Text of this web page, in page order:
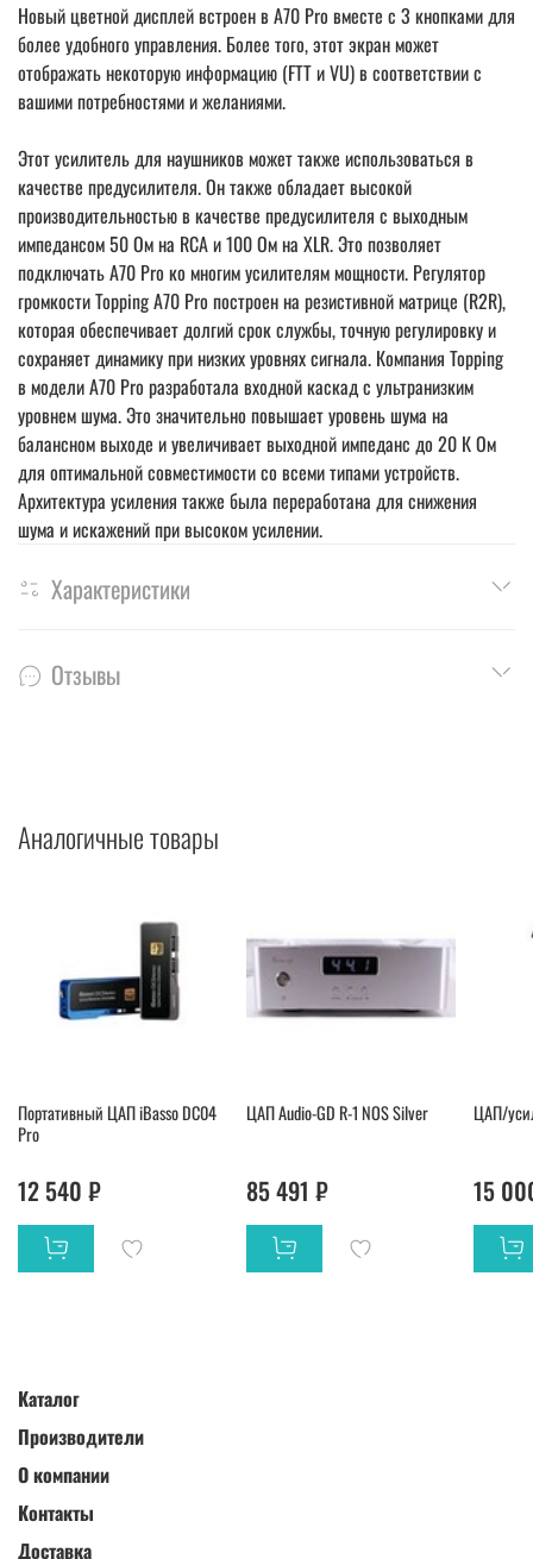
Новый цветной дисплей встроен в A70 Pro вместе с 3 кнопками для
более удобного управления. Более того, этот экран может
отображать некоторую информацию (FTT и VU) в соответствии с
вашими потребностями и желаниями.
Этот усилитель для наушников может также использоваться в
качестве предусилителя. Он также обладает высокой
производительностью в качестве предусилителя с выходным
импедансом 50 Ом на RCA и 100 Ом на XLR. Это позволяет
подключать A70 Pro ко многим усилителям мощности. Регулятор
громкости Topping A70 Pro построен на резистивной матрице (R2R),
которая обеспечивает долгий срок службы, точную регулировку и
сохраняет динамику при низких уровнях сигнала. Компания Topping
в модели A70 Pro разработала входной каскад с ультранизким
уровнем шума. Это значительно повышает уровень шума на
балансном выходе и увеличивает выходной импеданс до 20 К Ом
для оптимальной совместимости со всеми типами устройств.
Архитектура усиления также была переработана для снижения
шума и искажений при высоком усилении.
Характеристики
Отзывы
Аналогичные товары
Портативный ЦАП iBasso DC04
Pro
12 540 ₽
ЦАП Audio-GD R-1 NOS Silver
85 491 ₽
ЦАП/
15
Каталог
Производители
О компании
Контакты
Доставка